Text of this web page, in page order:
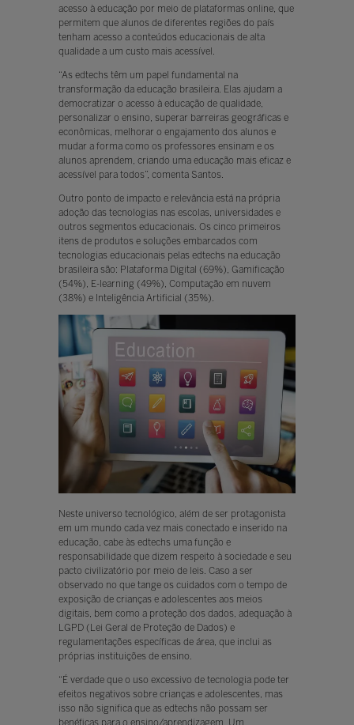
acesso à educação por meio de plataformas online, que
permitem que alunos de diferentes regiões do país
tenham acesso a conteúdos educacionais de alta
qualidade a um custo mais acessível.
“As edtechs têm um papel fundamental na
transformação da educação brasileira. Elas ajudam a
democratizar o acesso à educação de qualidade,
personalizar o ensino, superar barreiras geográficas e
econômicas, melhorar o engajamento dos alunos e
mudar a forma como os professores ensinam e os
alunos aprendem, criando uma educação mais eficaz e
acessível para todos”, comenta Santos.
Outro ponto de impacto e relevância está na própria
adoção das tecnologias nas escolas, universidades e
outros segmentos educacionais. Os cinco primeiros
itens de produtos e soluções embarcados com
tecnologias educacionais pelas edtechs na educação
brasileira são: Plataforma Digital (69%), Gamificação
(54%), E-learning (49%), Computação em nuvem
(38%) e Inteligência Artificial (35%).
Neste universo tecnológico, além de ser protagonista
em um mundo cada vez mais conectado e inserido na
educação, cabe às edtechs uma função e
responsabilidade que dizem respeito à sociedade e seu
pacto civilizatório por meio de leis. Caso a ser
observado no que tange os cuidados com o tempo de
exposição de crianças e adolescentes aos meios
digitais, bem como a proteção dos dados, adequação à
LGPD (Lei Geral de Proteção de Dados) e
regulamentações específicas de área, que inclui as
próprias instituições de ensino.
“É verdade que o uso excessivo de tecnologia pode ter
efeitos negativos sobre crianças e adolescentes, mas
isso não significa que as edtechs não possam ser
benéficas para o ensino/aprendizagem. Um